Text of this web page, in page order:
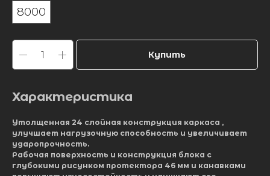
8000
Купить
Характеристика
Утолщенная 24 слойная конструкция каркаса ,
улучшает нагрузочную способность и увеличивает
ударопрочность.
Рабочая поверхность и конструкция блока с
глубокими рисунком протектора 46 мм и канавками